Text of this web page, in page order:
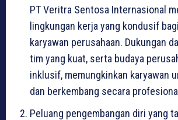
PT Veritra Sentosa Internasional
lingkungan kerja yang kondusif
karyawan perusahaan. Dukungan
tim yang kuat, serta budaya
inklusif, memungkinkan karyawan
dan berkembang secara
Peluang pengembangan diri yang